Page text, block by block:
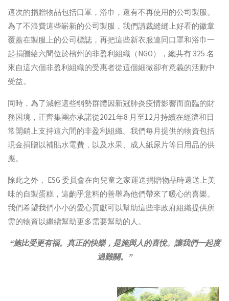
這次的捐贈物品包括口罩，浴巾，還有不再使用的公司製服。
為了不浪費這些嶄新的公司製服，我們請裁縫縫上好看的徽章
覆蓋在製服上的公司標誌，再把這些新衣服連同口罩和浴巾一
起捐贈給六間位於檳州的非盈利組織（NGO），總共有 325 名
來自這六個非盈利組織的受惠者從這個細微卻有意義的活動中
受益。
同時，為了減輕這些弱勢群體因新冠肺炎疫情影響而面臨的財
務困境，正齊集團亦承諾從2021年8 月至12月持續在經濟和日
常開銷上支持這六間的非盈利組織。我們每月提供的物資包括
現金捐贈以補貼水電費，以及水果、成人紙尿片等日用品的供
應。
除此之外， ESG 委員會在向兒童之家運送捐贈物品時還送上美
味的自製蛋糕，這齣乎意料的善舉為他們帶來了暖心的喜樂。
我們希望我們小小的愛心貢獻可以幫助這些非政府組織提供所
需的物資以繼續幫助更多需要幫助的人。
“施比受更有福。真正的快樂，是施與人的喜悅。讓我們一起度
過難關。”